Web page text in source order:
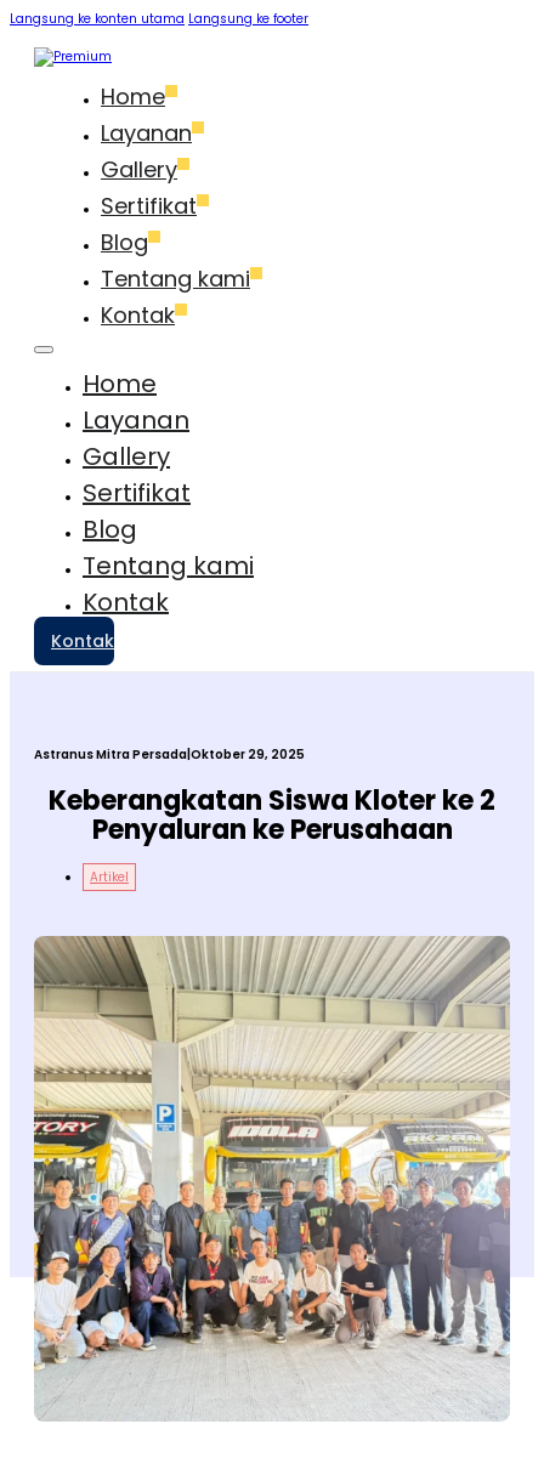
Langsung ke konten utama Langsung ke footer
Home
Layanan
Gallery
Sertifikat
Blog
Tentang kami
Kontak
Home
Layanan
Gallery
Sertifikat
Blog
Tentang kami
Kontak
Kontak
Astranus Mitra Persada Oktober 29, 2025
Keberangkatan Siswa Kloter ke 2
Penyaluran ke Perusahaan
Artikel